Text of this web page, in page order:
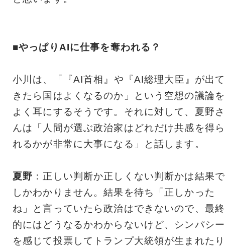
■やっぱりAIに仕事を奪われる？
小川は、「『AI首相』や『AI総理大臣』が出て
きたら国はよくなるのか」という空想の議論を
よく耳にするそうです。それに対して、夏野さ
んは「人間が選ぶ政治家はどれだけ共感を得ら
れるかが非常に大事になる」と話します。
夏野 ：正しい判断か正しくない判断かは結果で
しかわかりません。結果を待ち「正しかった
ね」と言っていたら政治はできないので、最終
的にはどうなるかわからないけど、シンパシー
を感じて投票してトランプ大統領が生まれたり